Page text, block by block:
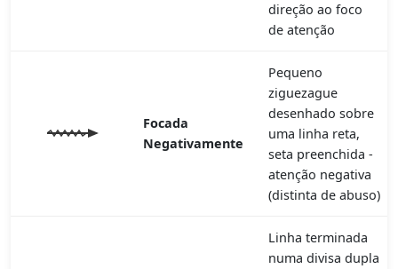
direção ao foco
de atenção
Focada
Negativamente
Pequeno
ziguezague
desenhado sobre
uma linha reta,
seta preenchida -
atenção negativa
(distinta de abuso)
Linha terminada
numa divisa dupla